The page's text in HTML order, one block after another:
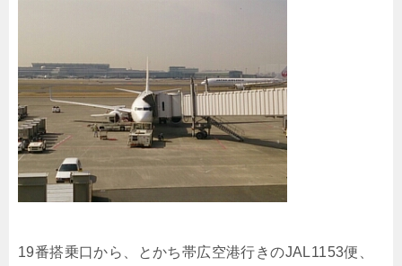
19番搭乗口から、とかち帯広空港行きのJAL1153便、